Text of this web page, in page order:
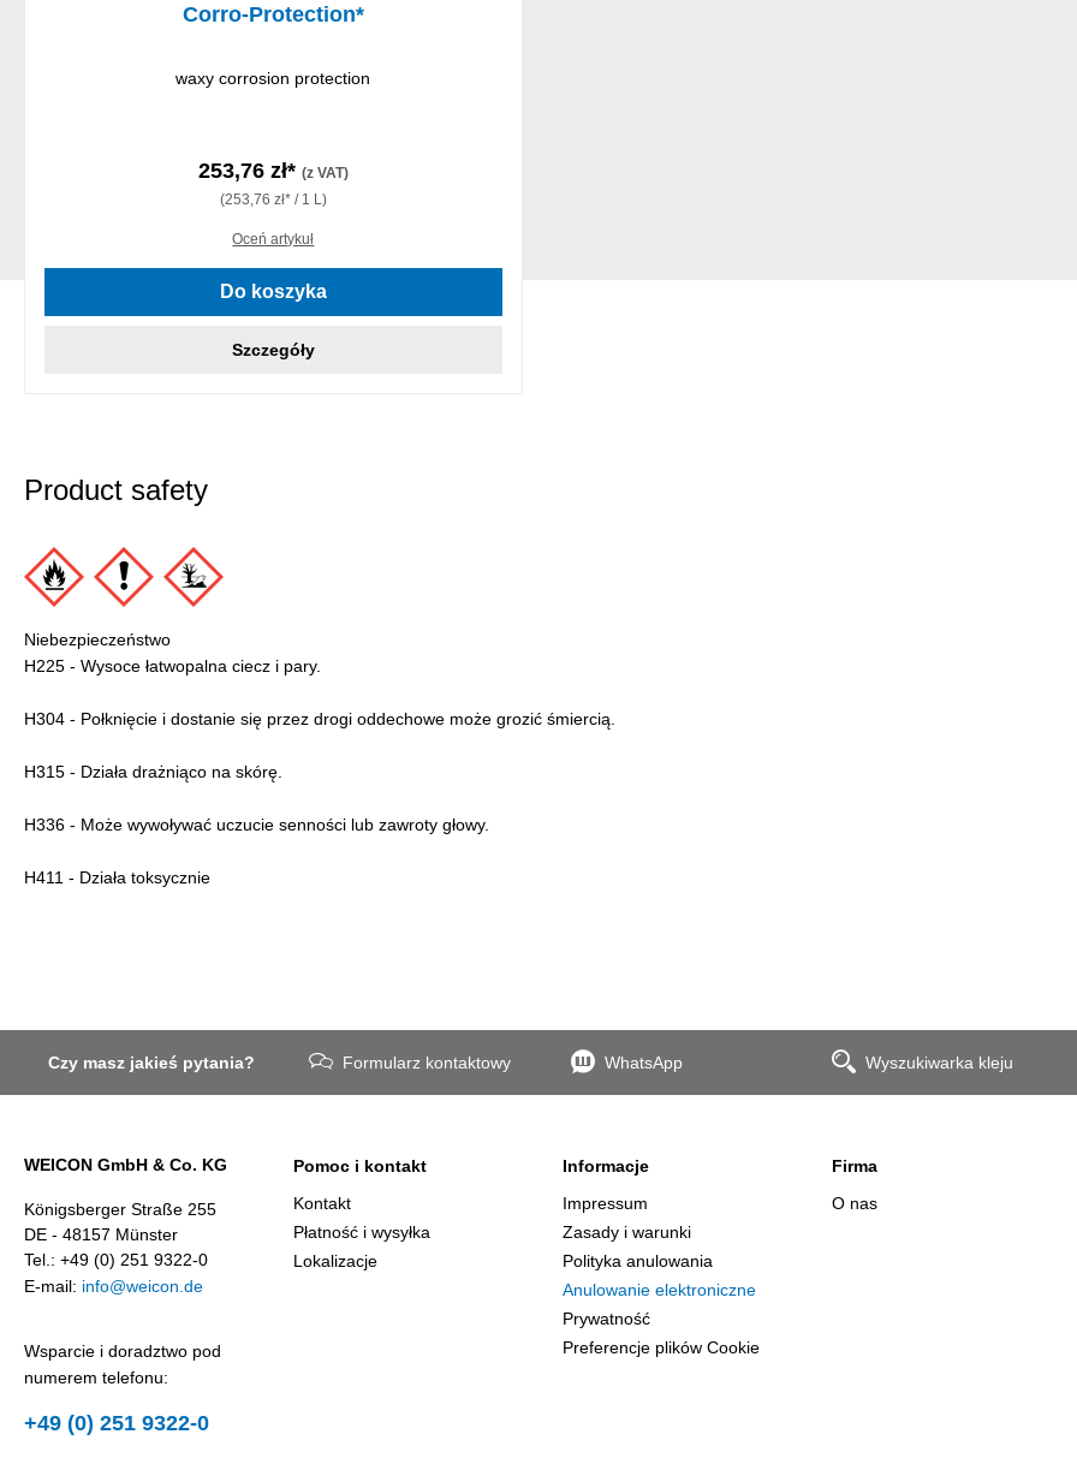
Corro-Protection*
waxy corrosion protection
253,76 zł* (z VAT)
(253,76 zł* / 1 L)
Oceń artykuł
Do koszyka
Szczegóły
Product safety
Niebezpieczeństwo
H225 - Wysoce łatwopalna ciecz i pary.
H304 - Połknięcie i dostanie się przez drogi oddechowe może grozić śmiercią.
H315 - Działa drażniąco na skórę.
H336 - Może wywoływać uczucie senności lub zawroty głowy.
H411 - Działa toksycznie
Czy masz jakieś pytania? Formularz kontaktowy WhatsApp Wyszukiwarka kleju
WEICON GmbH & Co. KG
Königsberger Straße 255
DE - 48157 Münster
Tel.: +49 (0) 251 9322-0
E-mail: info@weicon.de
Wsparcie i doradztwo pod
numerem telefonu:
+49 (0) 251 9322-0
Pomoc i kontakt
Kontakt
Płatność i wysyłka
Lokalizacje
Informacje
Impressum
Zasady i warunki
Polityka anulowania
Anulowanie elektroniczne
Prywatność
Preferencje plików Cookie
Firma
O nas